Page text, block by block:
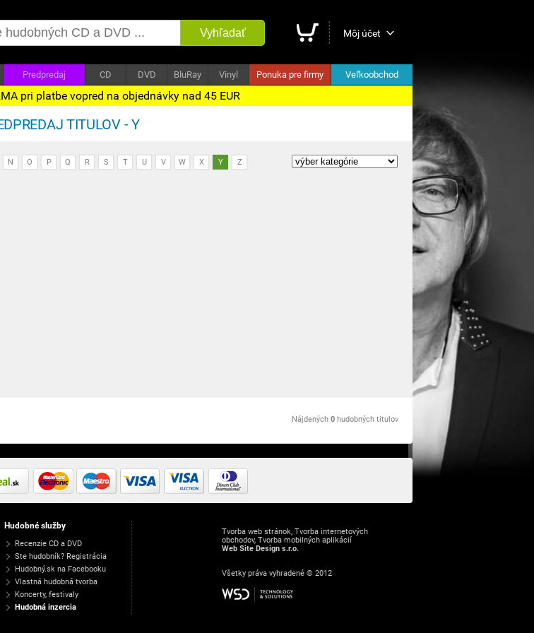
Vyhľadať Môj účet
Predpredaj CD DVD BluRay Vinyl Ponuka pre firmy Veľkoobchod
pri platbe vopred na objednávky nad 45 EUR
TITULOV - Y
N O P Q R S T U V W X Y Z
Nájdených 0 hudobných titulov
Hudobné služby
Recenzie CD a DVD
Ste hudobník? Registrácia
Hudobný.sk na Facebooku
Vlastná hudobná tvorba
Koncerty, festivaly
Hudobná inzercia
Tvorba web stránok, Tvorba internetových
obchodov, Tvorba mobilných aplikácií
Web Site Design s.r.o.
Všetky práva vyhradené © 2012